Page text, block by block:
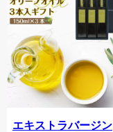
エキストラバージン